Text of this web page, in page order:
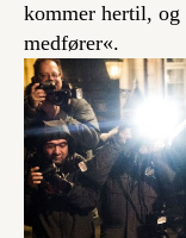
kommer hertil, og
medfører«.